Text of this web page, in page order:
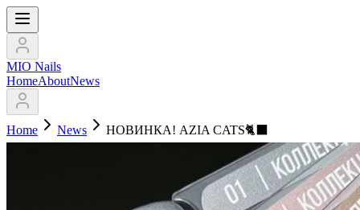
MIO Nails
HomeAboutNews
Home News НОВИНКА! AZIA CATS🐈‍⬛